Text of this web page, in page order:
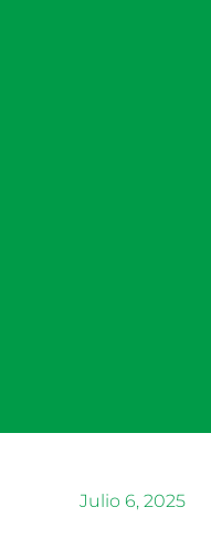
Julio 6, 2025